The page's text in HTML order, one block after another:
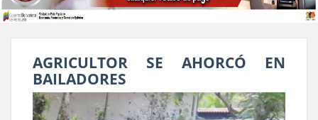
AGRICULTOR SE AHORCÓ EN
BAILADORES